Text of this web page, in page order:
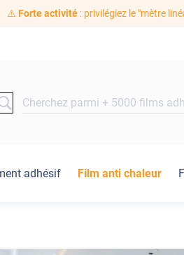
⚠️ Forte activité: privilégiez le "mètre
adhésif Film anti chaleur